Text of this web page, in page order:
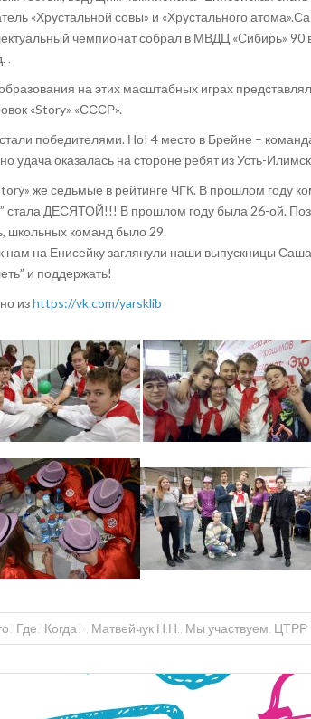
«Хрустальной совы» и «Хрустального
чемпионат собрал в МВДЦ «Сибирь» 90
.
на этих масштабных играх
«Story» «СССР».
победителями. Но! 4 место в Брейне –
удача оказалась на стороне ребят из Усть-
же седьмые в рейтинге ЧГК. В прошлом году
стала ДЕСЯТОЙ!!! В прошлом году была 26-ой.
школьных команд было 29.
нам на Енисейку заглянули наши выпускницы
и поддержать!
изhttps://vk.com/yarsklib
Где? Когда?» Матвейчук Н.Н. Мы участвуем ЦТРР